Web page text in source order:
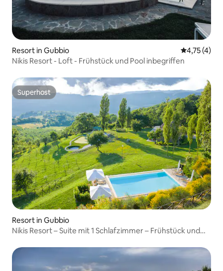
Resort in Gubbio
4,75 (4)
Nikis Resort - Loft - Frühstück und Pool inbegriffen
Superhost
Superhost
Resort in Gubbio
Nikis Resort – Suite mit 1 Schlafzimmer – Frühstück und